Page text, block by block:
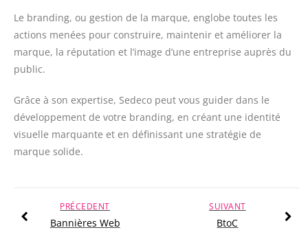
Le branding, ou gestion de la marque, englobe toutes les
actions menées pour construire, maintenir et améliorer la
marque, la réputation et l’image d’une entreprise auprès du
public.
Grâce à son expertise, Sedeco peut vous guider dans le
développement de votre branding, en créant une identité
visuelle marquante et en définissant une stratégie de
marque solide.
SUIVANT
BtoC
PRÉCEDENT
Bannières Web